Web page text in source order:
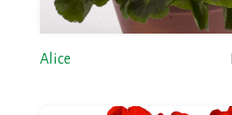
Alice